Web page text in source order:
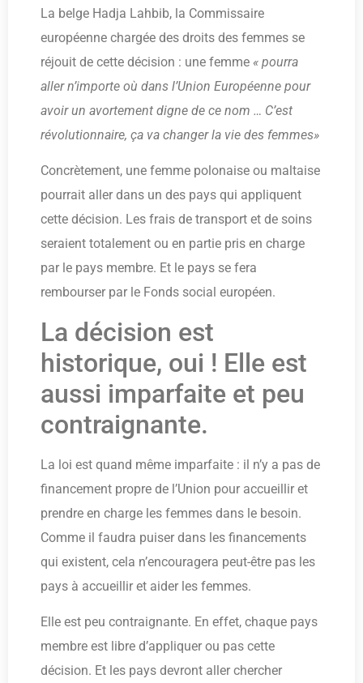
La belge Hadja Lahbib, la Commissaire
européenne chargée des droits des femmes se
réjouit de cette décision : une femme « pourra
aller n’importe où dans l’Union Européenne pour
avoir un avortement digne de ce nom … C’est
révolutionnaire, ça va changer la vie des femmes»
Concrètement, une femme polonaise ou maltaise
pourrait aller dans un des pays qui appliquent
cette décision. Les frais de transport et de soins
seraient totalement ou en partie pris en charge
par le pays membre. Et le pays se fera
rembourser par le Fonds social européen.
La décision est
historique, oui ! Elle est
aussi imparfaite et peu
contraignante.
La loi est quand même imparfaite : il n’y a pas de
financement propre de l’Union pour accueillir et
prendre en charge les femmes dans le besoin.
Comme il faudra puiser dans les financements
qui existent, cela n’encouragera peut-être pas les
pays à accueillir et aider les femmes.
Elle est peu contraignante. En effet, chaque pays
membre est libre d’appliquer ou pas cette
décision. Et les pays devront aller chercher